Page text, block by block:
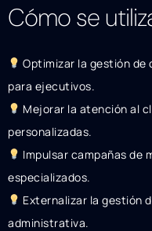
Cómo se
Optimizar la gestión de
para ejecutivos.
Mejorar la atención al
personalizadas.
Impulsar campañas de
especializados.
Externalizar la gestión
administrativa.